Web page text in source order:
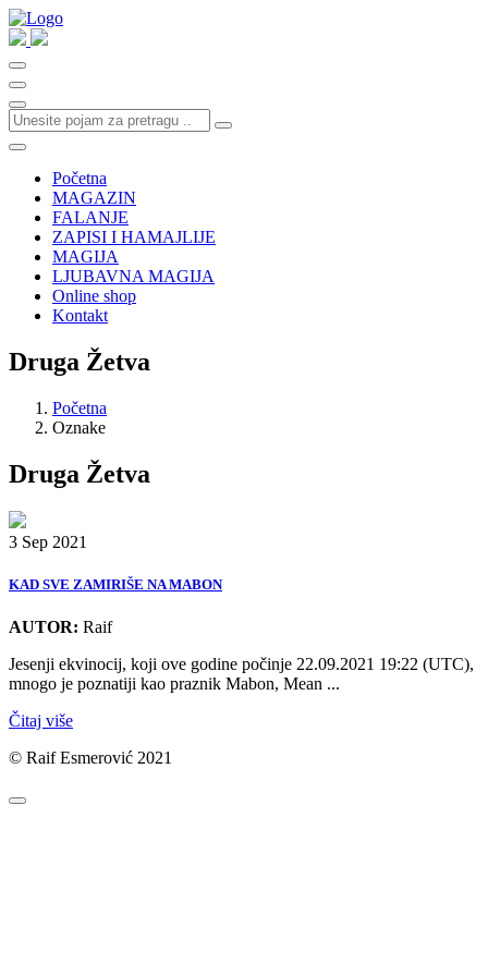
Početna
MAGAZIN
FALANJE
ZAPISI I HAMAJLIJE
MAGIJA
LJUBAVNA MAGIJA
Online shop
Kontakt
Druga Žetva
Početna
Oznake
Druga Žetva
3 Sep 2021
KAD SVE ZAMIRIŠE NA MABON
AUTOR: Raif
Jesenji ekvinocij, koji ove godine počinje 22.09.2021 19:22 (UTC),
mnogo je poznatiji kao praznik Mabon, Mean ...
Čitaj više
© Raif Esmerović 2021